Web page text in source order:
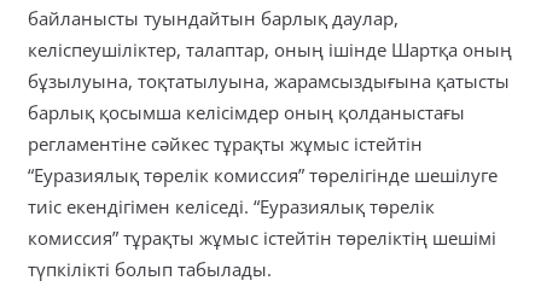
байланысты туындайтын барлық даулар,
келіспеушіліктер, талаптар, оның ішінде Шартқа оның
бұзылуына, тоқтатылуына, жарамсыздығына қатысты
барлық қосымша келісімдер оның қолданыстағы
регламентіне сәйкес тұрақты жұмыс істейтін
“Еуразиялық төрелік комиссия” төрелігінде шешілуге
тиіс екендігімен келіседі. “Еуразиялық төрелік
комиссия” тұрақты жұмыс істейтін төреліктің шешімі
түпкілікті болып табылады.